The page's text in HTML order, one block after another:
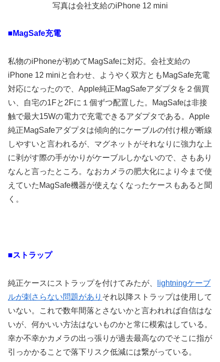
写真は会社支給のiPhone 12 mini
■MagSafe充電
私物のiPhoneが初めてMagSafeに対応。会社支給の
iPhone 12 miniと合わせ、ようやく双方ともMagSafe充電
対応になったので、Apple純正MagSafeアダプタを２個買
い、自宅の1Fと2Fに１個ずつ配置した。MagSafeは非接
触で最大15Wの電力で充電できるアダプタである。Apple
純正MagSafeアダプタは傾向的にケーブルの付け根が断線
しやすいと言われるが、マグネットがそれなりに強力な上
に剥がす際の手がかりがケーブルしかないので、さもあり
なんと言ったところ。なおカメラの肥大化により今まで使
えていたMagSafe機器が使えなくなったケースもあると聞
く。
■ストラップ
純正ケースにストラップを付けてみたが、
lightningケーブ
ルが刺さらない問題があり それ以降ストラップは使用して
いない。これで数年間落とさないかと言われれば自信はな
いが、何かいい方法はないものかと常に模索はしている。
幸か不幸かカメラの出っ張りが過去最高なのでそこに指が
引っかかることで落下リスク低減には繋がっている。